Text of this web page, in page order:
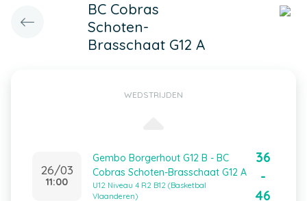
BC Cobras
Schoten-
Brasschaat G12 A
WEDSTRIJDEN
26/03
11:00
Gembo Borgerhout G12 B - BC
Cobras Schoten-Brasschaat G12 A
U12 Niveau 4 R2 B12 (Basketbal
Vlaanderen)
36
-
46